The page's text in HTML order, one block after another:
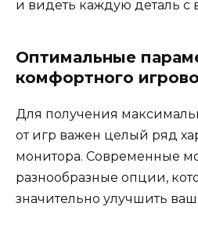
и видеть каждую деталь с
Оптимальные
комфортного
Для получения
от игр важен целый ряд
монитора. Современные
разнообразные опции,
значительно улучшить